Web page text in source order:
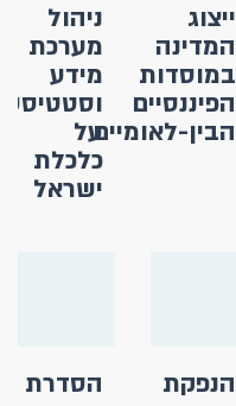
ייצוג
המדינה
במוסדות
הפיננסיים
הבין-לאומיים
ניהול
מערכת
מידע
על
כלכלת
ישראל
הנפקת
הסדרת